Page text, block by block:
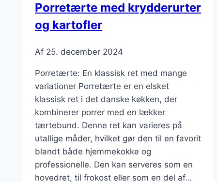
bunden
Porretærte med krydderurter
og kartofler
Af 25. december 2024
Porretærte: En klassisk ret med mange
variationer Porretærte er en elsket
klassisk ret i det danske køkken, der
kombinerer porrer med en lækker
tærtebund. Denne ret kan varieres på
utallige måder, hvilket gør den til en favorit
blandt både hjemmekokke og
professionelle. Den kan serveres som en
hovedret, til frokost eller som en del af…